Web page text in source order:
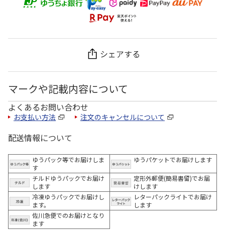
シェアする
マークや記載内容について
よくあるお問い合わせ
お支払い方法 注文のキャンセルについて
配送情報について
ゆうパック等でお届けしま
す
ゆうパケットでお届けします
チルドゆうパックでお届け
します
定形外郵便(簡易書留)でお届
けします
冷凍ゆうパックでお届けし
ます。
レターパックライトでお届け
します
佐川急便でのお届けとなり
ます